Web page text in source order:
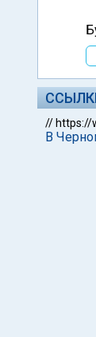
// https://
В